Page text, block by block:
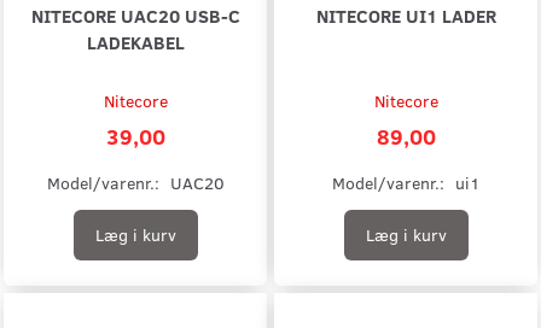
NITECORE UAC20 USB-C
LADEKABEL
Nitecore
39,00
Model/varenr.: UAC20
Læg i kurv
NITECORE UI1 LADER
Nitecore
89,00
Model/varenr.: ui1
Læg i kurv